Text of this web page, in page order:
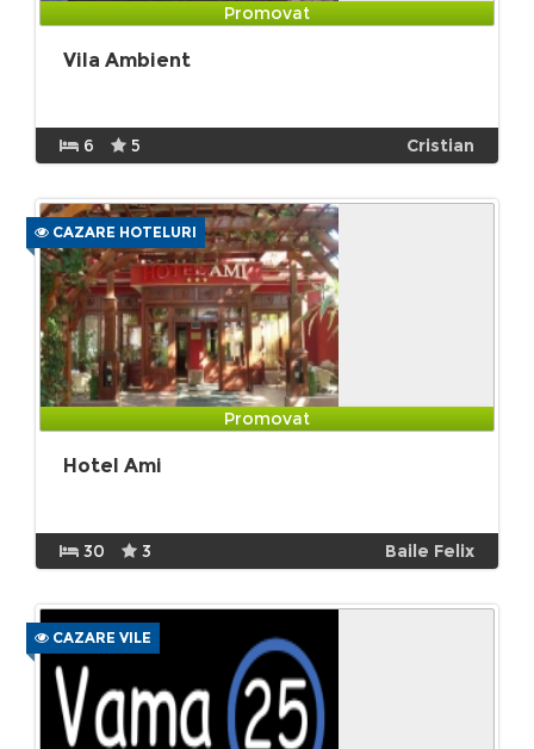
Promovat
Vila Ambient
6 5 Cristian
CAZARE HOTELURI
Promovat
Hotel Ami
30 3 Baile Felix
CAZARE VILE